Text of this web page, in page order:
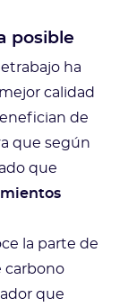
posible
ha
calidad
de
que según
que
la parte de
carbono
que